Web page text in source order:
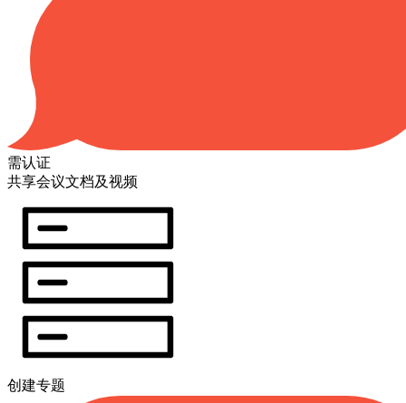
需认证
共享会议文档及视频
创建专题